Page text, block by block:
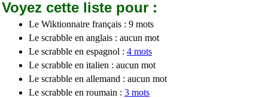
Voyez cette liste pour :
Le Wiktionnaire français : 9 mots
Le scrabble en anglais : aucun mot
Le scrabble en espagnol : 4 mots
Le scrabble en italien : aucun mot
Le scrabble en allemand : aucun mot
Le scrabble en roumain : 3 mots